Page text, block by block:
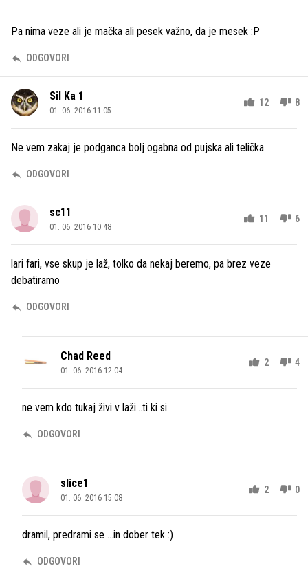
Pa nima veze ali je mačka ali pesek važno, da je mesek :P
ODGOVORI
Sil Ka 1
01. 06. 2016 11.05
12 8
Ne vem zakaj je podganca bolj ogabna od pujska ali telička.
ODGOVORI
sc11
01. 06. 2016 10.48
11 6
lari fari, vse skup je laž, tolko da nekaj beremo, pa brez veze
debatiramo
ODGOVORI
Chad Reed
01. 06. 2016 12.04
2 4
ne vem kdo tukaj živi v laži...ti ki si
ODGOVORI
slice1
01. 06. 2016 15.08
2 0
dramil, predrami se ...in dober tek :)
ODGOVORI